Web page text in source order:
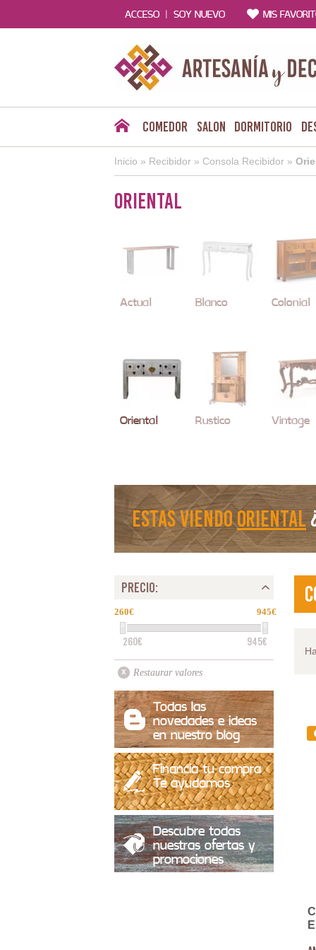
ACCESO | SOY NUEVO MIS
Comedor Salon Dormitorio
Inicio » Recibidor » Consola Recibidor »
Oriental
Actual Blanco Colonial
Oriental Rustico Vintage
estas viendoOriental
PRECIO:
260 945
260€ 945€
Restaurar valores
Todas las
novedades e ideas
en nuestro blog
Financia tu compra
Te ayudamos
Descubre todas
nuestras ofertas y
promociones